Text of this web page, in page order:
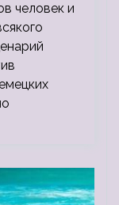
человек и